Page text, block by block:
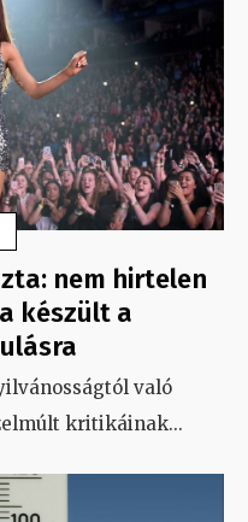
nem hirtelen
készült a
való
kritikáinak...